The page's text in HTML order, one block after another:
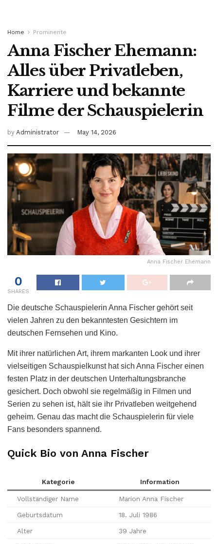
Home Prominente
Anna Fischer Ehemann:
Alles über Privatleben,
Karriere und bekannte
Filme der Schauspielerin
by Administrator May 14, 2026
Anna Fischer Ehemann
0
SHARES
Die deutsche Schauspielerin Anna Fischer gehört seit
vielen Jahren zu den bekanntesten Gesichtern im
deutschen Fernsehen und Kino.
Mit ihrer natürlichen Art, ihrem markanten Look und ihrer
vielseitigen Schauspielkunst hat sich Anna Fischer einen
festen Platz in der deutschen Unterhaltungsbranche
gesichert. Doch obwohl sie regelmäßig in Filmen und
Serien zu sehen ist, hält sie ihr Privatleben weitgehend
geheim. Genau das macht die Schauspielerin für viele
Fans besonders spannend.
Quick Bio von Anna Fischer
Kategorie Information
Vollständiger Name Marion Anna Fischer
Geburtsdatum 18. Juli 1986
Alter 39 Jahre